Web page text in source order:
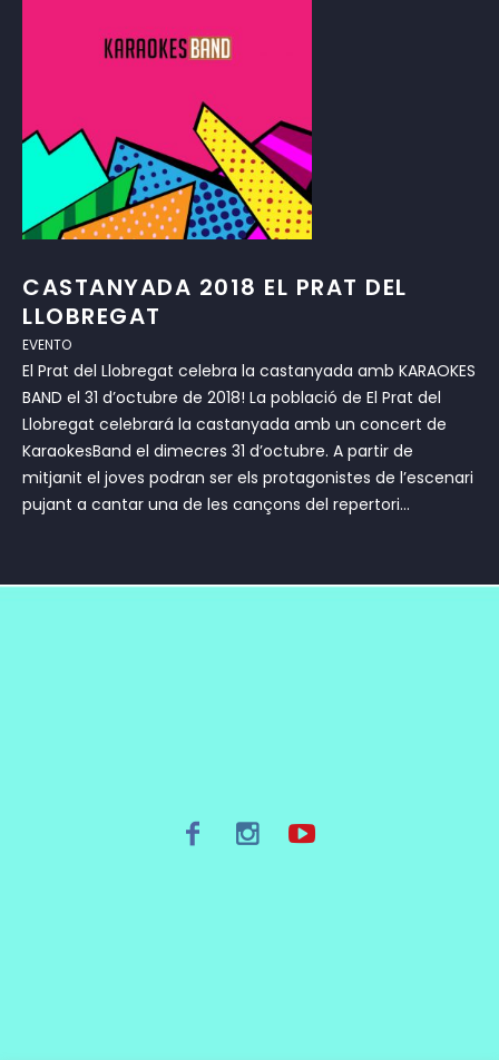
CASTANYADA 2018 EL PRAT DEL
LLOBREGAT
EVENTO
El Prat del Llobregat celebra la castanyada amb KARAOKES
BAND el 31 d’octubre de 2018! La població de El Prat del
Llobregat celebrará la castanyada amb un concert de
KaraokesBand el dimecres 31 d’octubre. A partir de
mitjanit el joves podran ser els protagonistes de l’escenari
pujant a cantar una de les cançons del repertori...